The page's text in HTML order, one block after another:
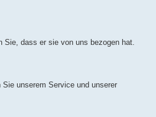
Sie, dass er sie von uns bezogen hat.
unserem Service und unserer